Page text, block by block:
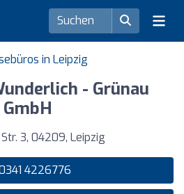
in Leipzig
- Grünau
GmbH
3, 04209, Leipzig
4226776